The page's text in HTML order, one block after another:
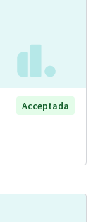
Acceptada